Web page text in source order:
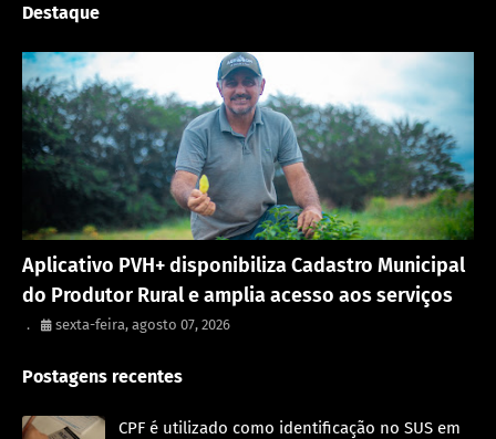
Destaque
Aplicativo PVH+ disponibiliza Cadastro Municipal
do Produtor Rural e amplia acesso aos serviços
. sexta-feira, agosto 07, 2026
Postagens recentes
CPF é utilizado como identificação no SUS em